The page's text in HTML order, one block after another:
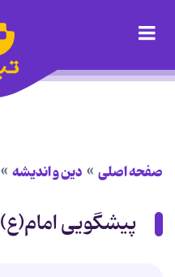
صفحه اصلی دین و اندیشه
پیشگویی امام(ع)